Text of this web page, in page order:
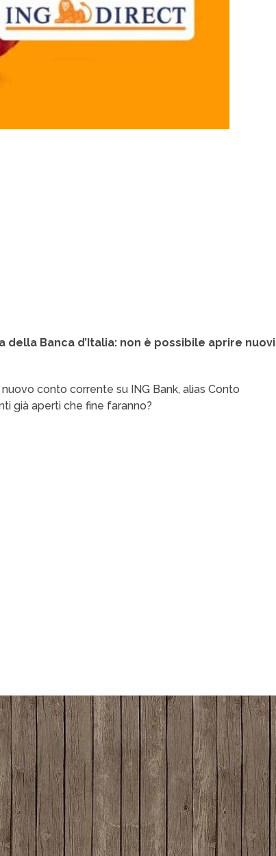
Banca d’Italia: non è possibile aprire nuovi
conto corrente su ING Bank, alias Conto
già aperti che fine faranno?